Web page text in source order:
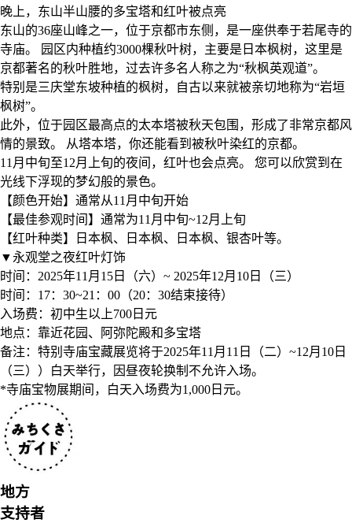
晚上，东山半山腰的多宝塔和红叶被点亮
东山的36座山峰之一，位于京都市东侧，是一座供奉于若尾寺的
寺庙。 园区内种植约3000棵秋叶树，主要是日本枫树，这里是
京都著名的秋叶胜地，过去许多名人称之为“秋枫英观道”。
特别是三庆堂东坡种植的枫树，自古以来就被亲切地称为“岩垣
枫树”。
此外，位于园区最高点的太本塔被秋天包围，形成了非常京都风
情的景致。 从塔本塔，你还能看到被秋叶染红的京都。
11月中旬至12月上旬的夜间，红叶也会点亮。 您可以欣赏到在
光线下浮现的梦幻般的景色。
【颜色开始】通常从11月中旬开始
【最佳参观时间】通常为11月中旬~12月上旬
【红叶种类】日本枫、日本枫、日本枫、银杏叶等。
▼永观堂之夜红叶灯饰
时间：2025年11月15日（六）~ 2025年12月10日（三）
时间：17：30~21：00（20：30结束接待）
入场费：初中生以上700日元
地点：靠近花园、阿弥陀殿和多宝塔
备注：特别寺庙宝藏展览将于2025年11月11日（二）~12月10日
（三））白天举行，因昼夜轮换制不允许入场。
*寺庙宝物展期间，白天入场费为1,000 日元。
地方
支持者